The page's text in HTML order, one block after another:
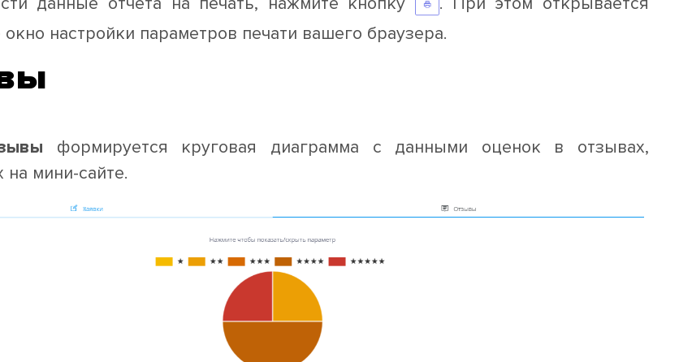
окно настройки параметров печати вашего браузера.
формируется круговая диаграмма с данными оценок в отзывах,
на мини-сайте.